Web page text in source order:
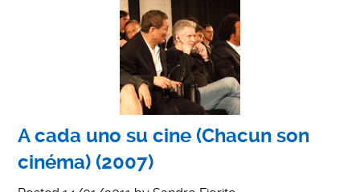
A cada uno su cine (Chacun son
cinéma) (2007)